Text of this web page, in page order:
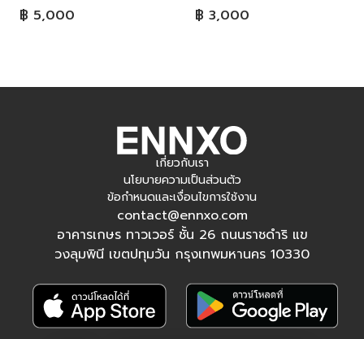
฿ 5,000 ฿ 3,000
เกี่ยวกับเรา
นโยบายความเป็นส่วนตัว
ข้อกำหนดและเงื่อนไขการใช้งาน
contact@ennxo.com
อาคารเกษร ทาวเวอร์ ชั้น 26 ถนนราชดำริ แข
วงลุมพินี เขตปทุมวัน กรุงเทพมหานคร 10330